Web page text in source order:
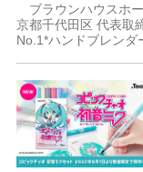
ブラウンハウスホ
京都千代田区 代表取
No.1*ハンドブレンダ